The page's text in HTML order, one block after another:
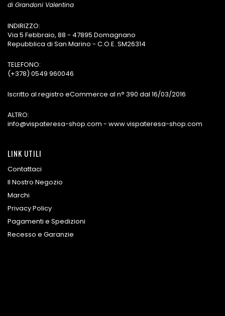
di Grandoni Valentina
INDIRIZZO:
Via 5 Febbraio, 88 - 47895 Domagnano
Repubblica di San Marino - C.O.E. SM26314
TELEFONO:
(+378) 0549 960046
Iscritto al registro eCommerce al n° 390 dal 16/03/2016
ALTRO:
info@vispateresa-shop.com - www.vispateresa-shop.com
LINK UTILI
Contattaci
Il Nostro Negozio
Marchi
Privacy Policy
Pagamenti e Spedizioni
Recesso e Garanzie